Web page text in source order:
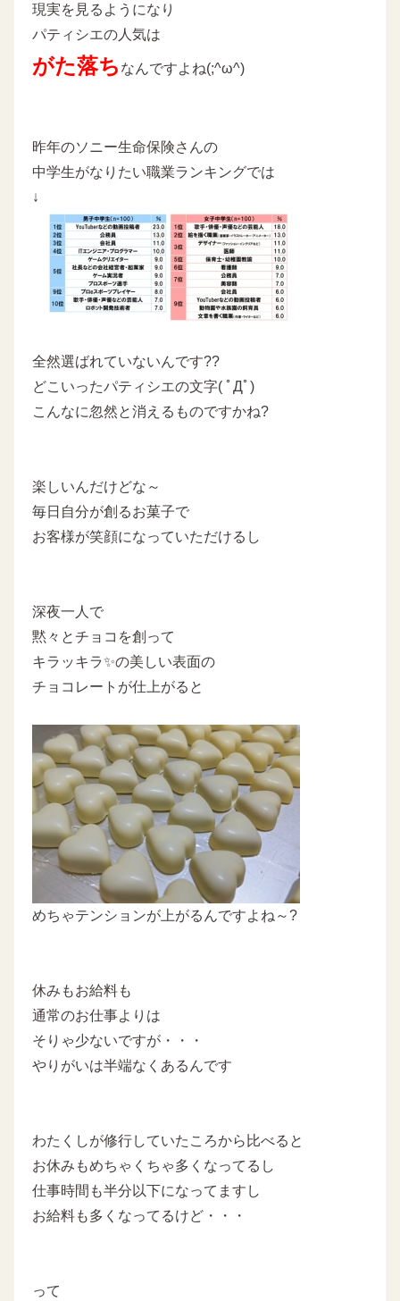
現実を見るようになり
パティシエの人気は
がた落ち なんですよね(;^ω^)
昨年のソニー生命保険さんの
中学生がなりたい職業ランキングでは
↓
全然選ばれていないんです??
どこいったパティシエの文字( ﾟДﾟ)
こんなに忽然と消えるものですかね?
楽しいんだけどな～
毎日自分が創るお菓子で
お客様が笑顔になっていただけるし
深夜一人で
黙々とチョコを創って
キラッキラ✨の美しい表面の
チョコレートが仕上がると
めちゃテンションが上がるんですよね～?
休みもお給料も
通常のお仕事よりは
そりゃ少ないですが・・・
やりがいは半端なくあるんです
わたくしが修行していたころから比べると
お休みもめちゃくちゃ多くなってるし
仕事時間も半分以下になってますし
お給料も多くなってるけど・・・
って